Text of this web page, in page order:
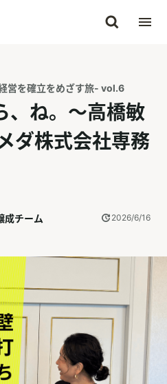
営を確立をめざす旅- vol.6
、ね。～高橋敏
ダ株式会社専務
チーム 2026/6/16